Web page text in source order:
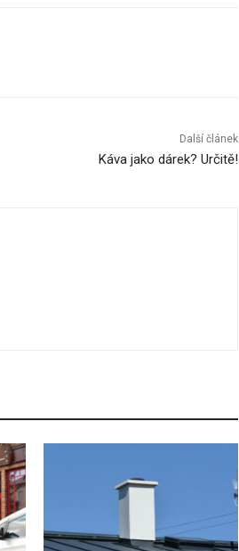
Další článek
Káva jako dárek? Určitě!